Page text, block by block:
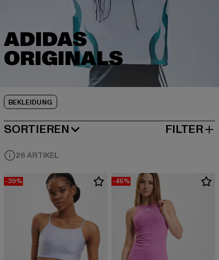
ADIDAS
BEKLEIDUNG
SORTIEREN
BELIEBTESTE FILTER
26 ARTIKEL
-39% -46%